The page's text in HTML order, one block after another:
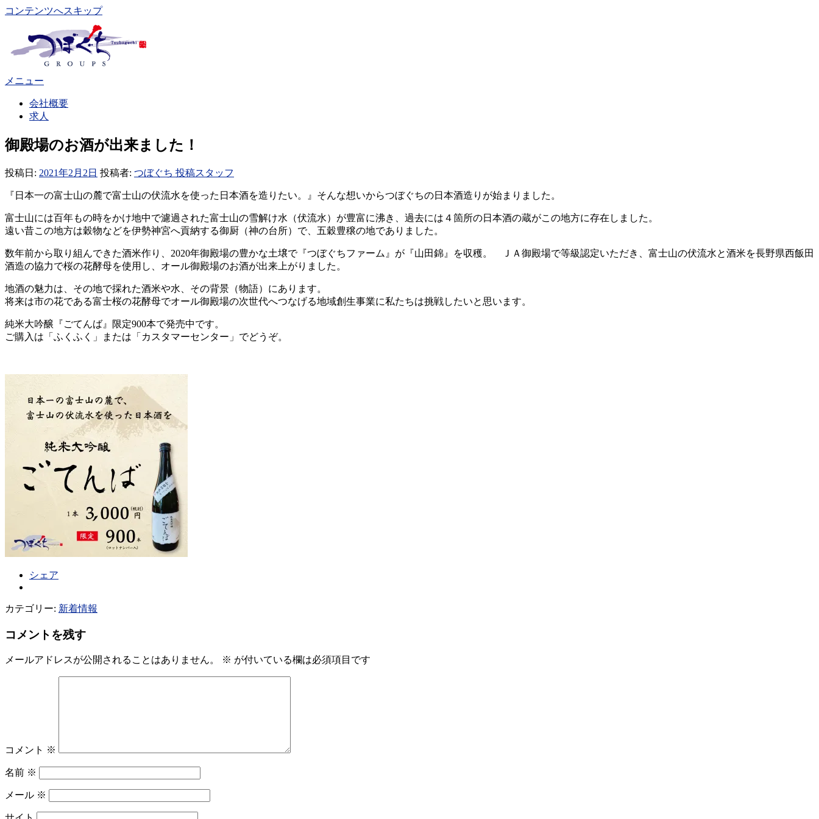
コンテンツへスキップ
メニュー
会社概要
求人
御殿場のお酒が出来ました！
投稿日: 2021年2月2日 投稿者: つぼぐち 投稿スタッフ
『日本一の富士山の麓で富士山の伏流水を使った日本酒を造りたい。』そんな想いからつぼぐちの日本酒造りが始まりました。
富士山には百年もの時をかけ地中で濾過された富士山の雪解け水（伏流水）が豊富に沸き、過去には４箇所の日本酒の蔵がこの地方に存在しました。
遠い昔この地方は穀物などを伊勢神宮へ貢納する御厨（神の台所）で、五穀豊穣の地でありました。
数年前から取り組んできた酒米作り、2020年御殿場の豊かな土壌で『つぼぐちファーム』が『山田錦』を収穫。 ＪＡ御殿場で等級認定いただき、富士山の伏流水と酒米を長野県西飯田
酒造の協力で桜の花酵母を使用し、オール御殿場のお酒が出来上がりました。
地酒の魅力は、その地で採れた酒米や水、その背景（物語）にあります。
将来は市の花である富士桜の花酵母でオール御殿場の次世代へつなげる地域創生事業に私たちは挑戦したいと思います。
純米大吟醸『ごてんば』限定900本で発売中です。
ご購入は「ふくふく」または「カスタマーセンター」でどうぞ。
シェア
カテゴリー: 新着情報
コメントを残す
メールアドレスが公開されることはありません。 ※ が付いている欄は必須項目です
コメント ※
名前 ※
メール ※